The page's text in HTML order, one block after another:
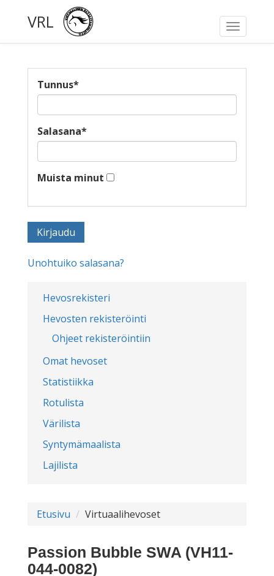
Toggle
VRL
Hevosrekisteri
Hevosten rekisteröinti
Ohjeet rekisteröintiin
Omat hevoset
Statistiikka
Rotulista
Värilista
Syntymämaalista
Lajilista
Tunnus*
Salasana*
Muista minut
Unohtuiko salasana?
Etusivu Virtuaalihevoset
Passion Bubble SWA (VH11-
044-0082)